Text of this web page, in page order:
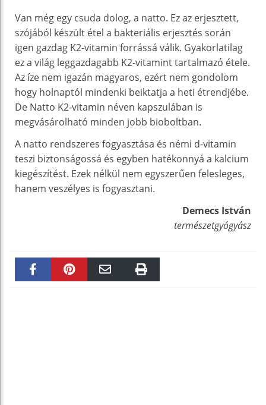
Van még egy csuda dolog, a natto. Ez az erjesztett,
szójából készült étel a bakteriális erjesztés során
igen gazdag K2-vitamin forrássá válik. Gyakorlatilag
ez a világ leggazdagabb K2-vitamint tartalmazó étele.
Az íze nem igazán magyaros, ezért nem gondolom
hogy holnaptól mindenki beiktatja a heti étrendjébe.
De Natto K2-vitamin néven kapszulában is
megvásárolható minden jobb bioboltban.
A natto rendszeres fogyasztása és némi d-vitamin
teszi biztonságossá és egyben hatékonnyá a kalcium
kiegészítést. Ezek nélkül nem egyszerűen felesleges,
hanem veszélyes is fogyasztani.
Demecs István
természetgyógyász